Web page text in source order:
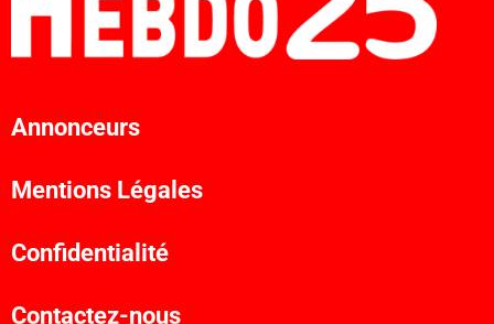
Annonceurs
Mentions Légales
Confidentialité
Contactez-nous